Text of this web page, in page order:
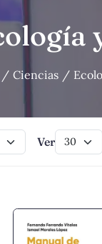
Ciencias
Ver